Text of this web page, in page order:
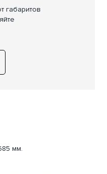
габаритов
мм.